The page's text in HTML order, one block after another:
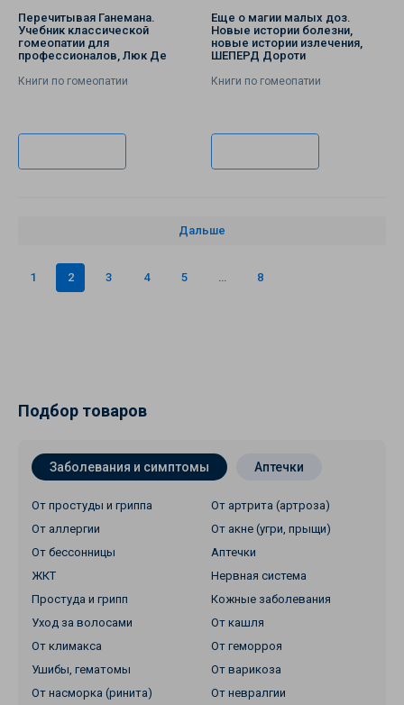
Перечитывая Ганемана.
Учебник классической
гомеопатии для
профессионалов, Люк Де
Книги по гомеопатии
Еще о магии малых доз.
Новые истории болезни,
новые истории излечения,
ШЕПЕРД Дороти
Книги по гомеопатии
Дальше
1 2 3 4 5 … 8
Подбор товаров
Заболевания и симптомы Аптечки
От простуды и гриппа
От артрита (артроза)
От аллергии
От акне (угри, прыщи)
От бессонницы
Аптечки
ЖКТ
Нервная система
Простуда и грипп
Кожные заболевания
Уход за волосами
От кашля
От климакса
От геморроя
Ушибы, гематомы
От варикоза
От насморка (ринита)
От невралгии